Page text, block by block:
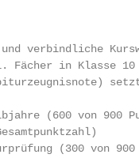
verbindliche
Fächer in Klasse 10
setzt
(600 von 900
(300 von 900